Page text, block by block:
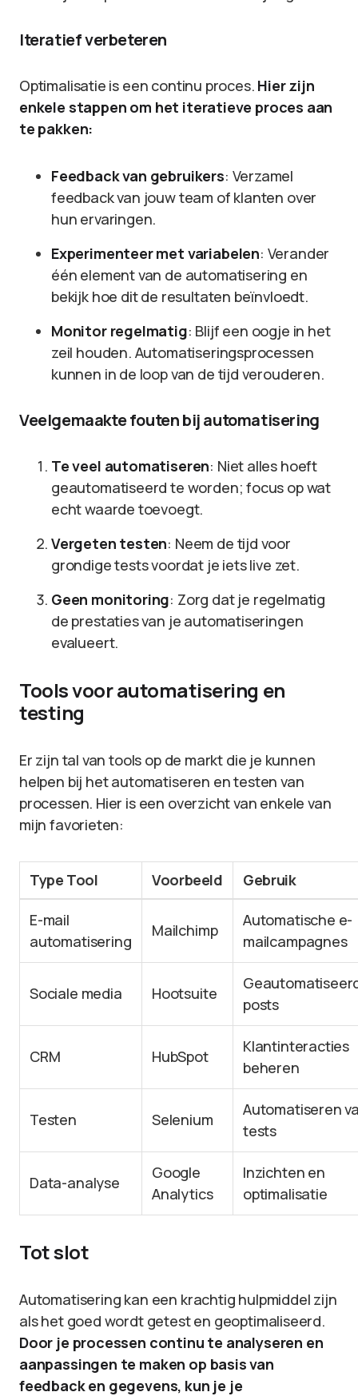
Iteratief verbeteren
Optimalisatie is een continu proces. Hier zijn
enkele stappen om het iteratieve proces aan
te pakken:
Feedback van gebruikers: Verzamel
feedback van jouw team of klanten over
hun ervaringen.
Experimenteer met variabelen: Verander
één element van de automatisering en
bekijk hoe dit de resultaten beïnvloedt.
Monitor regelmatig: Blijf een oogje in het
zeil houden. Automatiseringsprocessen
kunnen in de loop van de tijd verouderen.
Veelgemaakte fouten bij automatisering
Te veel automatiseren: Niet alles hoeft
geautomatiseerd te worden; focus op wat
echt waarde toevoegt.
Vergeten testen: Neem de tijd voor
grondige tests voordat je iets live zet.
Geen monitoring: Zorg dat je regelmatig
de prestaties van je automatiseringen
evalueert.
Tools voor automatisering en
testing
Er zijn tal van tools op de markt die je kunnen
helpen bij het automatiseren en testen van
processen. Hier is een overzicht van enkele van
mijn favorieten:
Type Tool Voorbeeld Gebruik
E-mail
automatisering
Mailchimp
Automatische e-
mailcampagnes
Sociale media Hootsuite
posts
CRM HubSpot
Klantinteracties
beheren
Testen Selenium
Automatiseren
tests
Data-analyse
Google
Analytics
Inzichten en
optimalisatie
Tot slot
Automatisering kan een krachtig hulpmiddel zijn
als het goed wordt getest en geoptimaliseerd.
Door je processen continu te analyseren en
aanpassingen te maken op basis van
feedback en gegevens, kun je je